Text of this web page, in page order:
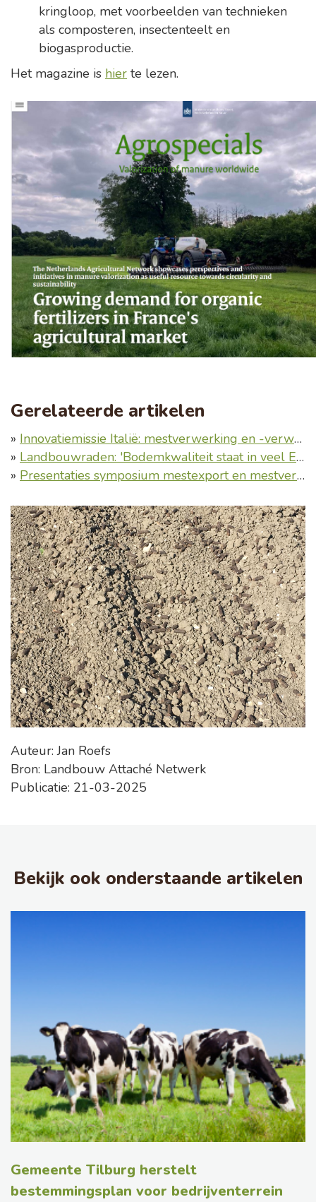
kringloop, met voorbeelden van technieken
als composteren, insectenteelt en
biogasproductie.
Het magazine is hier te lezen.
Gerelateerde artikelen
» Innovatiemissie Italië: mestverwerking en -verwaarding
» Landbouwraden: 'Bodemkwaliteit staat in veel Europese landen onder druk'
» Presentaties symposium mestexport en mestverwerking (20 maart 2025, Harderwijk)
Auteur: Jan Roefs
Bron: Landbouw Attaché Netwerk
Publicatie: 21-03-2025
Bekijk ook onderstaande artikelen
Gemeente Tilburg herstelt
bestemmingsplan voor bedrijventerrein